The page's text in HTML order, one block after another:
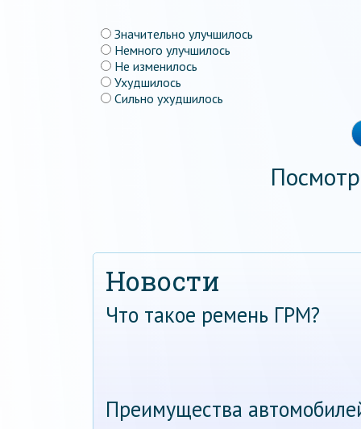
Значительно улучшилось
Немного улучшилось
Не изменилось
Ухудшилось
Сильно ухудшилось
Новости
Что такое ремень ГРМ?
Преимущества